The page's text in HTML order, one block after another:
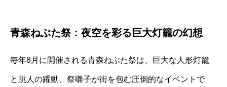
青森ねぶた祭：夜空を彩る巨大灯籠の幻想
毎年8月に開催される青森ねぶた祭は、巨大な人形灯籠
と跳人の躍動、祭囃子が街を包む圧倒的なイベントで